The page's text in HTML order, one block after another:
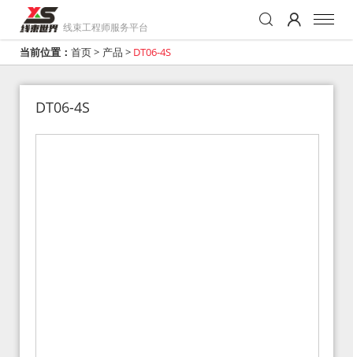
线束工程师服务平台
当前位置： 首页> 产品 > DT06-4S
DT06-4S